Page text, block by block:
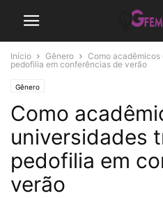
Início Gênero
Como
pedofilia em conferências de verão
Gênero
Como
universidades
pedofilia em
verão